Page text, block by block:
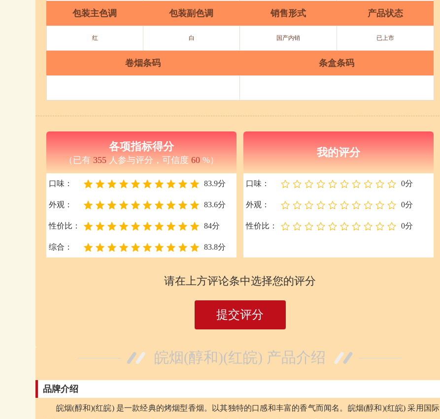
包装主色调 包装副色调 销售形式 产品状态
红 白 国产内销 已上市
卷烟条码 条盒条码
各项指标得分
（已有 355 人参与评分，可信度 60 %）
口味： 83.9分
外观： 83.6分
性价比： 84分
综合： 83.8分
我的评分
口味： 0分
外观： 0分
性价比： 0分
请在上方评论条中选择您的评分
提交评分
皖烟(醇和)(红皖) 产品介绍
品牌介绍
皖烟(醇和)(红皖) 是一款经典的烤烟型香烟。以其独特的口感和丰富的香气而闻名。皖烟(醇和)(红皖) 采用国际